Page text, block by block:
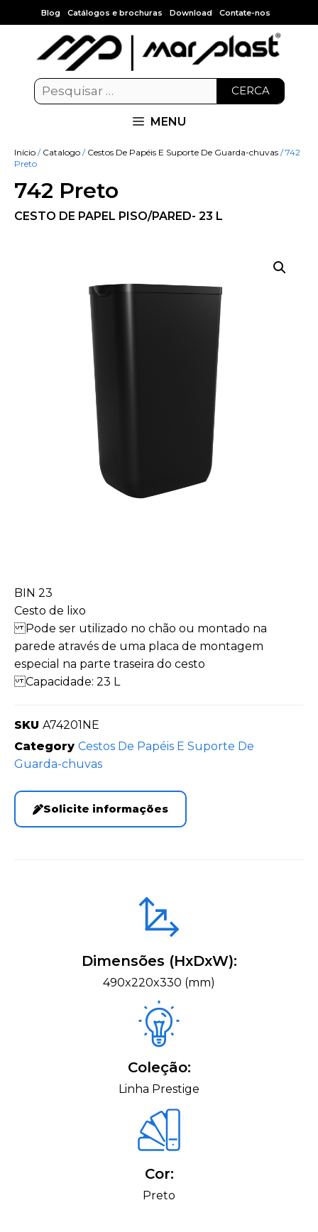
Blog Catálogos e brochuras Download Contate-nos
CERCA
MENU
Início / Catalogo / Cestos De Papéis E Suporte De Guarda-chuvas / 742
Preto
742 Preto
CESTO DE PAPEL PISO/PARED- 23 L
BIN 23
Cesto de lixo
Pode ser utilizado no chão ou montado na
parede através de uma placa de montagem
especial na parte traseira do cesto
Capacidade: 23 L
SKU A74201NE
Category Cestos De Papéis E Suporte De
Guarda-chuvas
Solicite informações
Dimensões (HxDxW):
490x220x330 (mm)
Coleção:
Linha Prestige
Cor:
Preto